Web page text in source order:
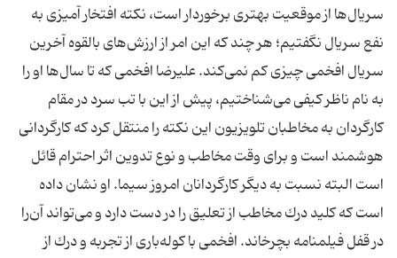
سریال‌ها از موقعیت بهتری برخوردار است، نكته افتخار آمیزی به
نفع سریال نگفتیم؛ هر چند كه این امر از ارزش‌های بالقوه آخرین
سریال افخمی چیزی كم نمی‌كند. علیرضا افخمی كه تا سال‌ها او را
به نام ناظر كیفی می‌شناختیم، پیش از این با تب سرد در مقام
كارگردان به مخاطبان تلویزیون این نكته را منتقل كرد كه كارگردانی
هوشمند است و برای وقت مخاطب و نوع تدوین اثر احترام قائل
است البته نسبت به دیگر كارگردانان امروز سیما. او نشان داده
است كه كلید درك مخاطب از تعلیق را در دست دارد و می‌تواند آن‌را
در قفل فیلمنامه بچرخاند. افخمی با كوله‌باری از تجربه و درك از